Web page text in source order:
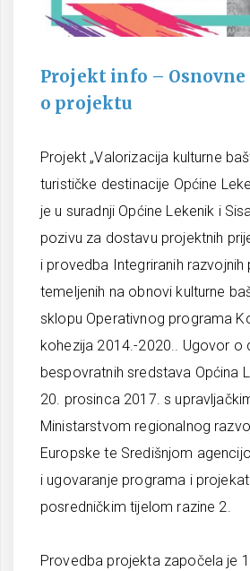
Projekt info –
o projektu
Projekt „Valorizacija kulturne
turističke destinacije Općine
je u suradnji Općine Lekenik i
pozivu za dostavu projektnih
i provedba Integriranih
temeljenih na obnovi kulturne
sklopu Operativnog programa
kohezija 2014.-2020.. Ugovor o
bespovratnih sredstava Općina
20. prosinca 2017. s
Ministarstvom regionalnog
Europske te Središnjom
i ugovaranje programa i
posredničkim tijelom razine 2.
Provedba projekta započela je